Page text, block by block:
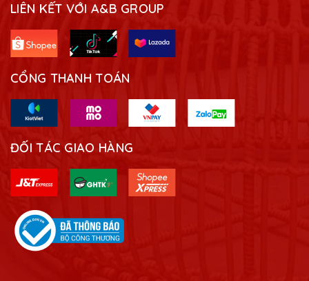
LIÊN KẾT VỚI A&B GROUP
CỔNG THANH TOÁN
ĐỐI TÁC GIAO HÀNG